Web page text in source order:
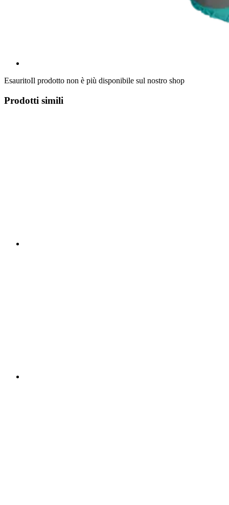
EsauritoIl prodotto non è più disponibile sul nostro shop
Prodotti simili